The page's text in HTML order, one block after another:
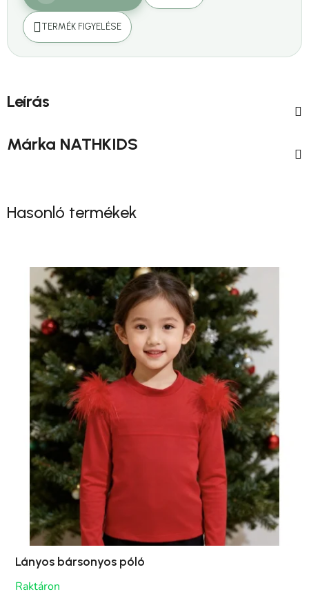
TERMÉK FIGYELÉSE
Leírás
Márka NATHKIDS
Hasonló termékek
Lányos bársonyos póló
Raktáron